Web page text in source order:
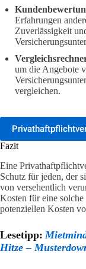
Erfahrungen
Zuverlässigkeit
um die Angebote
vergleichen.
Fazit
Eine
Schutz für jeden, der
von versehentlich
Kosten für eine
potenziellen Kosten
Lesetipp:
Hitze –